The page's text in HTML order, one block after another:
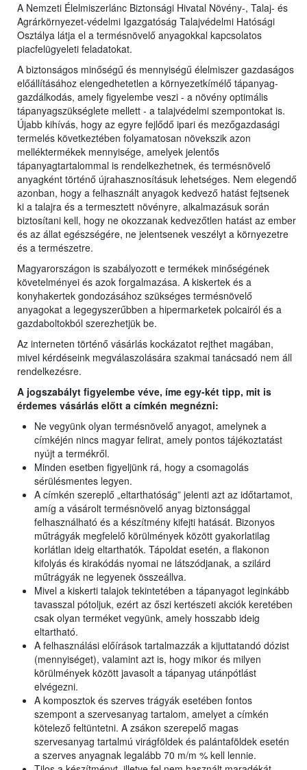
A Nemzeti Élelmiszerlánc Biztonsági Hivatal Növény-, Talaj- és
Agrárkörnyezet-védelmi Igazgatóság Talajvédelmi Hatósági
Osztálya látja el a termésnövelő anyagokkal kapcsolatos
piacfelügyeleti feladatokat.
A biztonságos minőségű és mennyiségű élelmiszer gazdaságos
előállításához elengedhetetlen a környezetkímélő tápanyag-
gazdálkodás, amely figyelembe veszi - a növény optimális
tápanyagszükséglete mellett - a talajvédelmi szempontokat is.
Újabb kihívás, hogy az egyre fejlődő ipari és mezőgazdasági
termelés következtében folyamatosan növekszik azon
melléktermékek mennyisége, amelyek jelentős
tápanyagtartalommal is rendelkezhetnek, és termésnövelő
anyagként történő újrahasznosításuk lehetséges. Nem elegendő
azonban, hogy a felhasznált anyagok kedvező hatást fejtsenek
ki a talajra és a termesztett növényre, alkalmazásuk során
biztosítani kell, hogy ne okozzanak kedvezőtlen hatást az ember
és az állat egészségére, ne jelentsenek veszélyt a környezetre
és a természetre.
Magyarországon is szabályozott e termékek minőségének
követelményei és azok forgalmazása. A kiskertek és a
konyhakertek gondozásához szükséges termésnövelő
anyagokat a legegyszerűbben a hipermarketek polcairól és a
gazdaboltokból szerezhetjük be.
Az interneten történő vásárlás kockázatot rejthet magában,
mivel kérdéseink megválaszolására szakmai tanácsadó nem áll
rendelkezésre.
A jogszabályt figyelembe véve, íme egy-két tipp, mit is
érdemes vásárlás előtt a címkén megnézni:
Ne vegyünk olyan termésnövelő anyagot, amelynek a
címkéjén nincs magyar felirat, amely pontos tájékoztatást
nyújt a termékről.
Minden esetben figyeljünk rá, hogy a csomagolás
sérülésmentes legyen.
A címkén szereplő „eltarthatóság” jelenti azt az időtartamot,
amíg a vásárolt termésnövelő anyag biztonsággal
felhasználható és a készítmény kifejti hatását. Bizonyos
műtrágyák megfelelő körülmények között gyakorlatilag
korlátlan ideig eltarthatók. Tápoldat esetén, a flakonon
kifolyás és kirakódás nyomai ne látszódjanak, a szilárd
műtrágyák ne legyenek összeállva.
Mivel a kiskerti talajok tekintetében a tápanyagot leginkább
tavasszal pótoljuk, ezért az őszi kertészeti akciók keretében
csak olyan terméket vegyünk, amely hosszabb ideig
eltartható.
A felhasználási előírások tartalmazzák a kijuttatandó dózist
(mennyiséget), valamint azt is, hogy mikor és milyen
körülmények között javasolt a tápanyag utánpótlást
elvégezni.
A komposztok és szerves trágyák esetében fontos
szempont a szervesanyag tartalom, amelyet a címkén
kötelező feltüntetni. A zsákon szerepelő magas
szervesanyag tartalmú virágföldek és palántaföldek esetén
a szerves anyagnak legalább 70 m/m % kell lennie.